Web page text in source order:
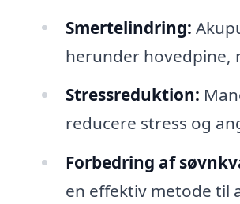
Smertelindring:
herunder hovedpine,
Stressreduktion:
reducere stress og
Forbedring af
en effektiv metode til